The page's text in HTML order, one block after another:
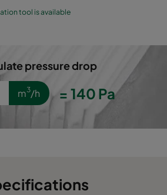
tool is available
pressure drop
m3/h = 140 Pa